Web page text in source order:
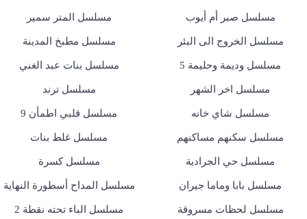
مسلسل صبر أم أيوب مسلسل المتر سمير
مسلسل الخروج الى البئر مسلسل مطبخ المدينة
مسلسل وديمة وحليمة 5 مسلسل بنات عبد الغني
مسلسل اخر الشهر مسلسل ترند
مسلسل شاي خانه مسلسل قلبي اطمأن 9
مسلسل سكنهم مساكنهم مسلسل غلط بنات
مسلسل حي الجرادية مسلسل كسرة
مسلسل بابا وماما جيران مسلسل المداح أسطورة النهاية
مسلسل لحظات مسروقة مسلسل الباء تحته نقطة 2